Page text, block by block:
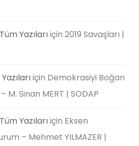
Yazılarıiçin2019 Savaşları |
için Demokrasiyi Boğan
M. Sinan MERT | SODAP
Yazılarıiçin Eksen
– Mehmet YILMAZER |